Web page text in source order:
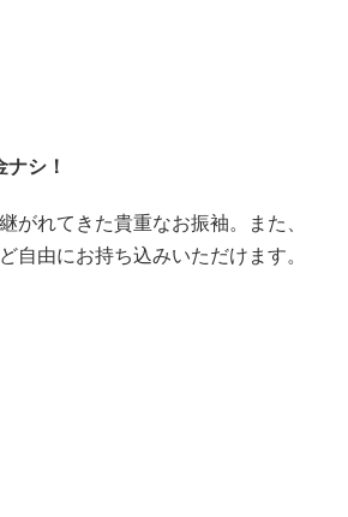
シ！
がれてきた貴重なお振袖。また、
自由にお持ち込みいただけます。